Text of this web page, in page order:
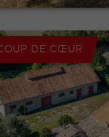
DE CŒUR